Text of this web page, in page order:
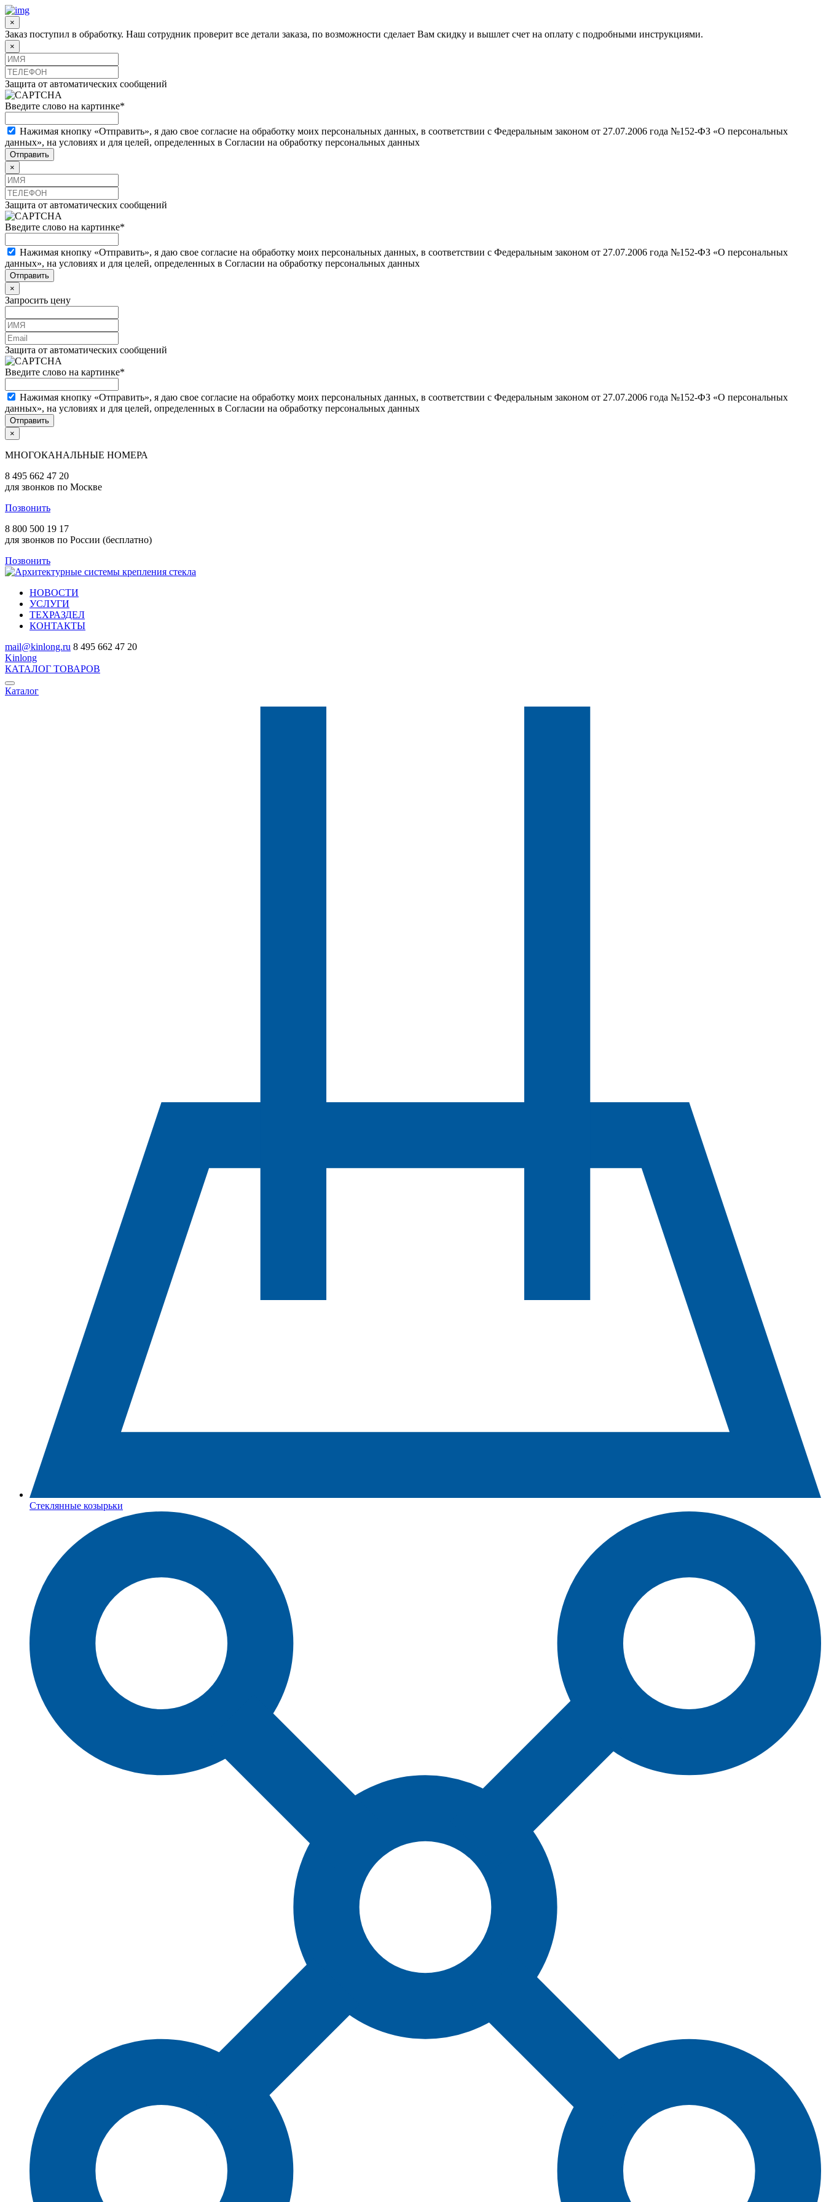
×
Заказ поступил в обработку. Наш сотрудник проверит все детали заказа, по возможности сделает Вам скидку и вышлет счет на оплату с подробными инструкциями.
×
Защита от автоматических сообщений
Введите слово на картинке*
Нажимая кнопку «Отправить», я даю свое согласие на обработку моих персональных данных, в соответствии с Федеральным законом от 27.07.2006 года №152-ФЗ «О персональных
данных», на условиях и для целей, определенных в Согласии на обработку персональных данных
×
Защита от автоматических сообщений
Введите слово на картинке*
Нажимая кнопку «Отправить», я даю свое согласие на обработку моих персональных данных, в соответствии с Федеральным законом от 27.07.2006 года №152-ФЗ «О персональных
данных», на условиях и для целей, определенных в Согласии на обработку персональных данных
×
Запросить цену
Защита от автоматических сообщений
Введите слово на картинке*
Нажимая кнопку «Отправить», я даю свое согласие на обработку моих персональных данных, в соответствии с Федеральным законом от 27.07.2006 года №152-ФЗ «О персональных
данных», на условиях и для целей, определенных в Согласии на обработку персональных данных
×
МНОГОКАНАЛЬНЫЕ НОМЕРА
8 495 662 47 20
для звонков по Москве
Позвонить
8 800 500 19 17
для звонков по России (бесплатно)
Позвонить
НОВОСТИ
УСЛУГИ
ТЕХРАЗДЕЛ
КОНТАКТЫ
mail@kinlong.ru 8 495 662 47 20
Kinlong
КАТАЛОГ ТОВАРОВ
Каталог
Стеклянные козырьки